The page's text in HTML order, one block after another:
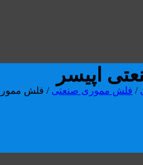
اپیسر
/ فلش مموری صنعتی / فلش